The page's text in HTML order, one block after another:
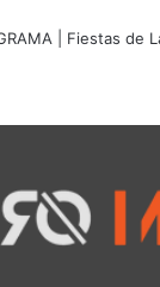
| Fiestas de